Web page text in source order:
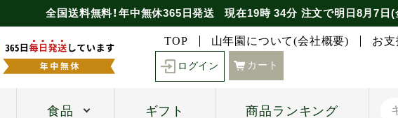
全国送料無料！年中無休365日発送 現在19時 34分注文で明日8月7日(
TOP 山年園について(会社概要) お
ログイン カート
食品 ギフト 商品ランキング